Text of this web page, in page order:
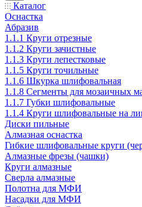
Каталог
Оснастка
Абразив
1.1.1 Круги отрезные
1.1.2 Круги зачистные
1.1.3 Круги лепестковые
1.1.5 Круги точильные
1.1.6 Шкурка шлифовальная
1.1.8 Сегменты для мозаичных
1.1.7 Губки шлифовальные
1.1.4 Круги шлифовальные на
Диски пильные
Алмазная оснастка
Гибкие шлифовальные круги
Алмазные фрезы (чашки)
Круги алмазные
Сверла алмазные
Полотна для МФИ
Насадки для МФИ